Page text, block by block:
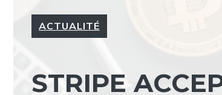
ACTUALITÉ
STRIPE